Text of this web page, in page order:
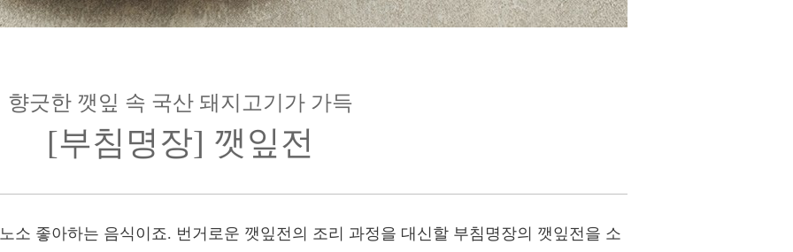
향긋한 깻잎 속 국산 돼지고기가 가득
[부침명장] 깻잎전
소 좋아하는 음식이죠. 번거로운 깻잎전의 조리 과정을 대신할 부침명장의 깻잎전을 소